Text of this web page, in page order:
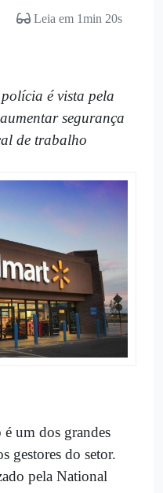
Leia em 1min 20s
é vista pela
segurança
de trabalho
um dos grandes
gestores do setor.
pela National